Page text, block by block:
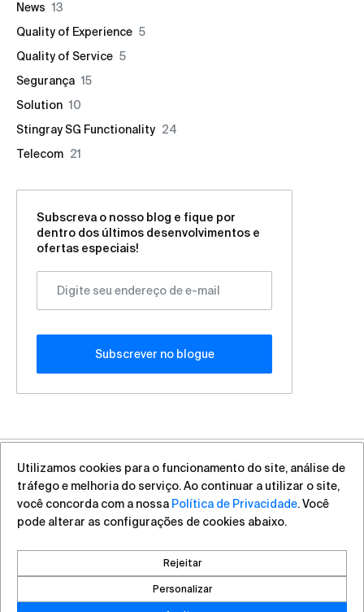
News 13
Quality of Experience 5
Quality of Service 5
Segurança 15
Solution 10
Stingray SG Functionality 24
Telecom 21
Subscreva o nosso blog e fique por
dentro dos últimos desenvolvimentos e
ofertas especiais!
Subscrever no blogue
Direitos autorais ©2026, VAS Experts
Saint Petersburg, Liteyniy Avenue, 26A
Criado por DROZD.RED
+7 (812) 313-88-54 sales@vas.expert
Utilizamos cookies para o funcionamento do site, análise de
tráfego e melhoria do serviço. Ao continuar a utilizar o site,
você concorda com a nossa Política de Privacidade. Você
pode alterar as configurações de cookies abaixo.
Rejeitar
Personalizar